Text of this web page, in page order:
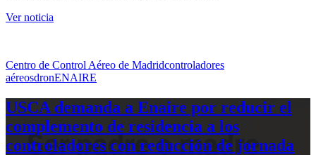
Ver noticia
Centro de Control Aéreo de Madridcontroladores
aéreosdronENAIRE
USCA demanda a Enaire por reducir el
complemento de residencia a los
controladores con reducción de jornada